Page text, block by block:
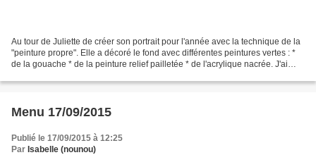
Au tour de Juliette de créer son portrait pour l'année avec la technique de la
"peinture propre". Elle a décoré le fond avec différentes peintures vertes : *
de la gouache * de la peinture relief pailletée * de l'acrylique nacrée. J'ai
Menu 17/09/2015
Publié le 17/09/2015 à 12:25
Par Isabelle (nounou)